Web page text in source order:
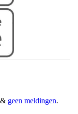
& geen meldingen.